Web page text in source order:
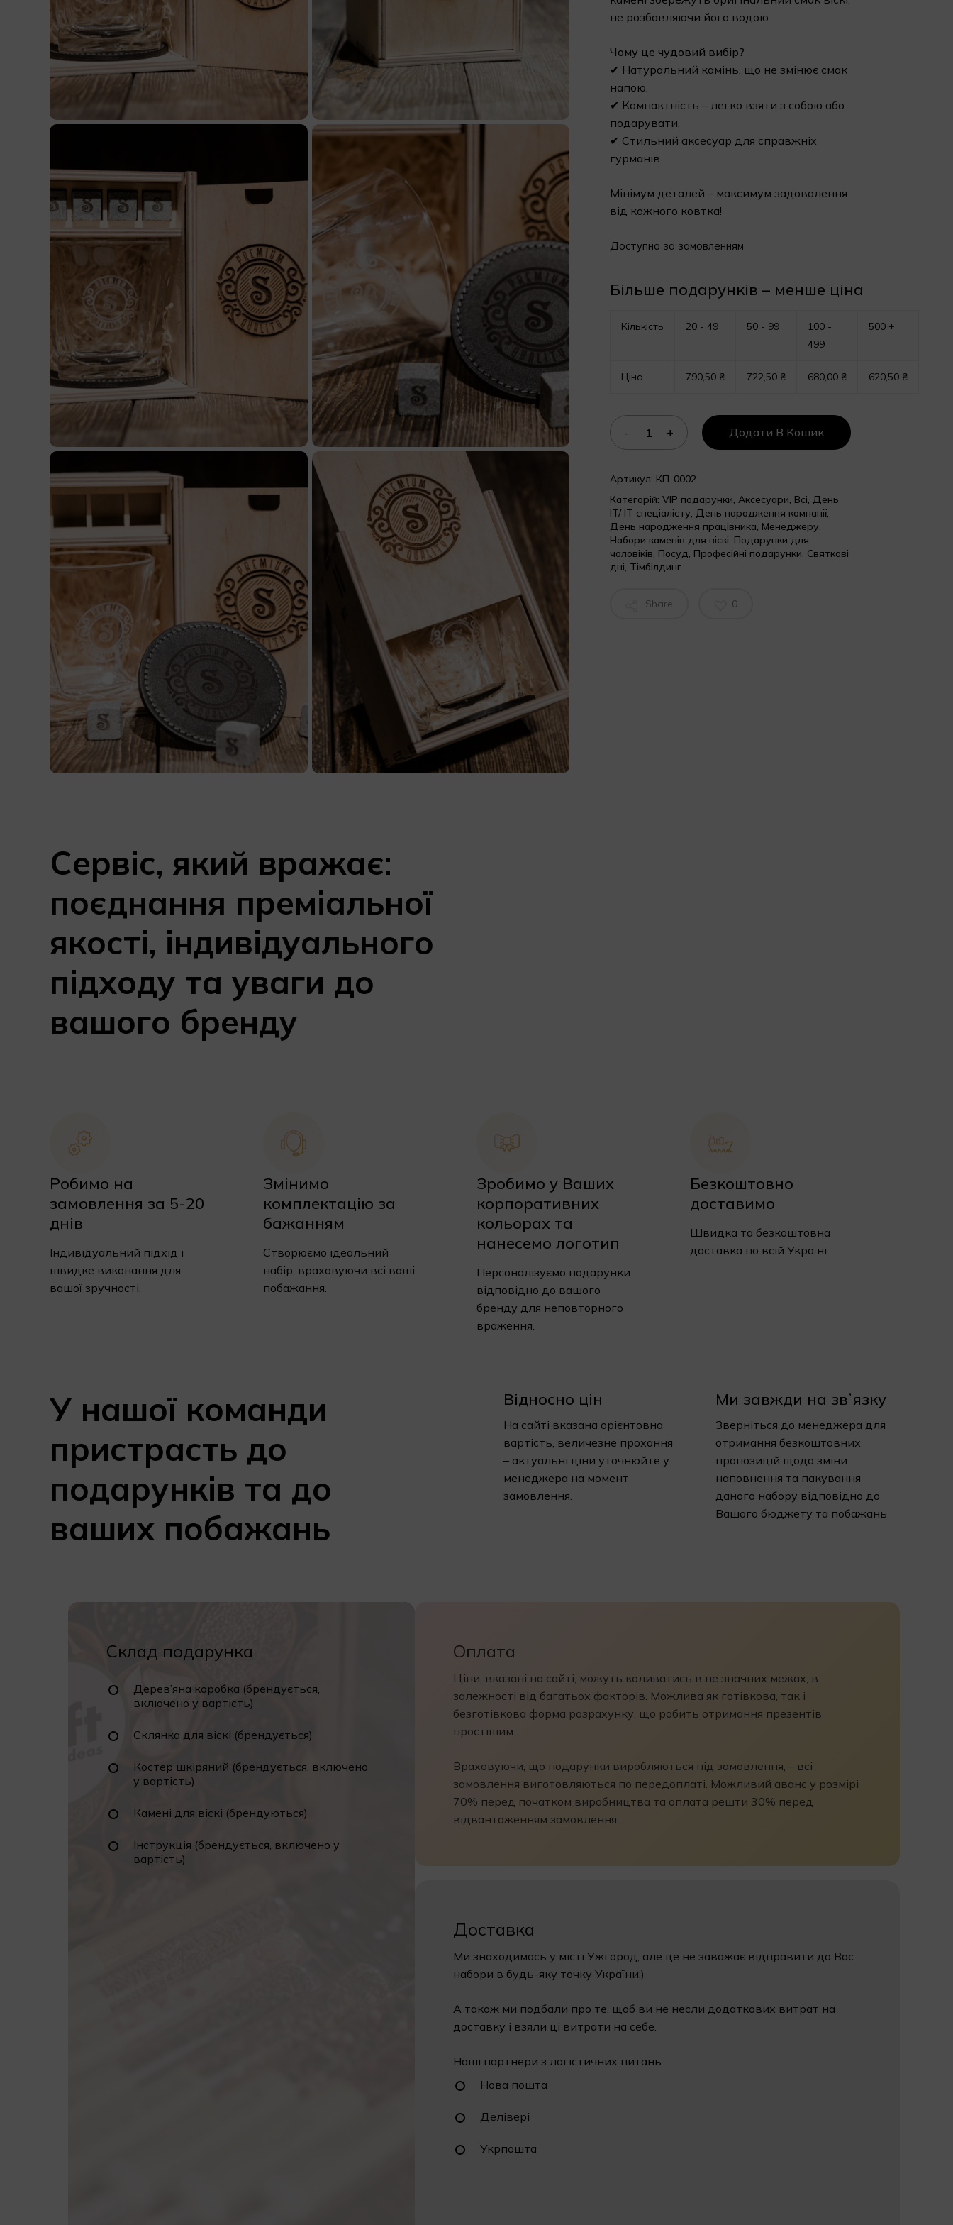
не розбавляючи його водою.
Чому це чудовий вибір?
✔ Натуральний камінь, що не змінює смак
напою.
✔ Компактність – легко взяти з собою або
подарувати.
✔ Стильний аксесуар для справжніх
гурманів.
Мінімум деталей – максимум задоволення
від кожного ковтка!
Доступно за замовленням
Більше подарунків – менше ціна
Кількість 20 - 49 50 - 99
100 -
499
500 +
Ціна 790,50 ₴ 722,50 ₴ 680,00 ₴ 620,50 ₴
Додати В Кошик
Артикул: КП-0002
Категорій: VIP подарунки, Аксесуари, Всі, День
IT/ IT спеціалісту, День народження компанії,
День народження працівника, Менеджеру,
Набори каменів для віскі, Подарунки для
чоловіків, Посуд, Професійні подарунки, Святкові
дні, Тімбілдинг
Share 0
Сервіс, який вражає:
поєднання преміальної
якості, індивідуального
підходу та уваги до
вашого бренду
Робимо на
замовлення за 5-20
днів
Індивідуальний підхід і
швидке виконання для
вашої зручності.
Змінимо
комплектацію за
бажанням
Створюємо ідеальний
набір, враховуючи всі ваші
побажання.
Зробимо у Ваших
корпоративних
кольорах та
нанесемо логотип
Персоналізуємо подарунки
відповідно до вашого
бренду для неповторного
враження.
Безкоштовно
доставимо
Швидка та безкоштовна
доставка по всій Україні.
У нашої команди
пристрасть до
подарунків та до
ваших побажань
Відносно цін
На сайті вказана орієнтовна
вартість, величезне прохання
– актуальні ціни уточнюйте у
менеджера на момент
замовлення.
Ми завжди на звʼязку
Зверніться до менеджера для
отримання безкоштовних
пропозицій щодо зміни
наповнення та пакування
даного набору відповідно до
Вашого бюджету та побажань
Склад подарунка
Дерев’яна коробка (брендується,
включено у вартість)
Склянка для віскі (брендується)
Костер шкіряний (брендується, включено
у вартість)
Камені для віскі (брендуються)
Інструкція (брендується, включено у
вартість)
Оплата
Ціни, вказані на сайті, можуть коливатись в не значних межах, в
залежності від багатьох факторів. Можлива як готівкова, так і
безготівкова форма розрахунку, що робить отримання презентів
простішим.
Враховуючи, що подарунки виробляються під замовлення, – всі
замовлення виготовляються по передоплаті. Можливий аванс у розмірі
70% перед початком виробництва та оплата решти 30% перед
відвантаженням замовлення.
Доставка
Ми знаходимось у місті Ужгород, але це не заважає відправити до Вас
набори в будь-яку точку України:)
А також ми подбали про те, щоб ви не несли додаткових витрат на
доставку і взяли ці витрати на себе.
Наші партнери з логістичних питань:
Нова пошта
Делівері
Укрпошта